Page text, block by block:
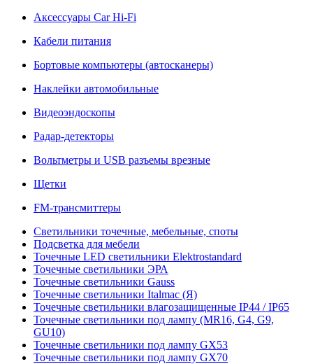
Аксессуары Car Hi-Fi
Кабели питания
Бортовые компьютеры (автосканеры)
Наклейки автомобильные
Видеоэндоскопы
Радар-детекторы
Вольтметры и USB разъемы врезные
Щетки
FM-трансмиттеры
Светильники точечные, мебельные, споты
Подсветка для мебели
Точечные LED светильники Elektrostandard
Точечные светильники ЭРА
Точечные светильники Gauss
Точечные светильники Italmac (Я)
Точечные светильники влагозащищенные IP44 / IP65
Точечные светильники под лампу (MR16, G4, G9,
GU10)
Точечные светильники под лампу GX53
Точечные светильники под лампу GX70